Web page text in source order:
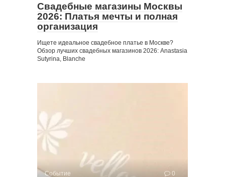
Свадебные магазины Москвы
2026: Платья мечты и полная
организация
Ищете идеальное свадебное платье в Москве?
Обзор лучших свадебных магазинов 2026: Anastasia
Sutyrina, Blanche
Событие 0